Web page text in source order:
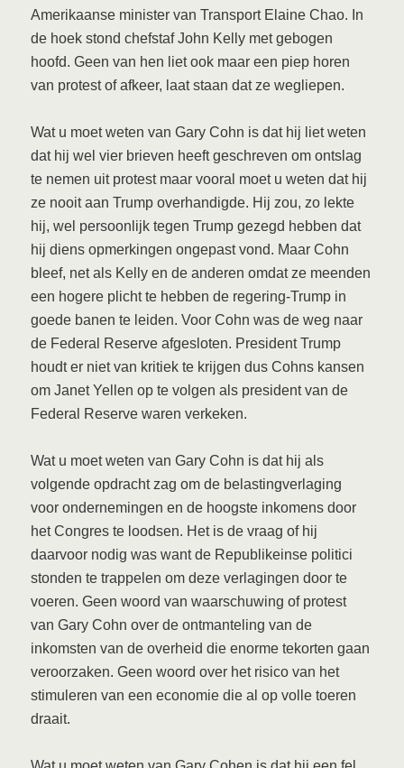
Amerikaanse minister van Transport Elaine Chao. In
de hoek stond chefstaf John Kelly met gebogen
hoofd. Geen van hen liet ook maar een piep horen
van protest of afkeer, laat staan dat ze wegliepen.
Wat u moet weten van Gary Cohn is dat hij liet weten
dat hij wel vier brieven heeft geschreven om ontslag
te nemen uit protest maar vooral moet u weten dat hij
ze nooit aan Trump overhandigde. Hij zou, zo lekte
hij, wel persoonlijk tegen Trump gezegd hebben dat
hij diens opmerkingen ongepast vond. Maar Cohn
bleef, net als Kelly en de anderen omdat ze meenden
een hogere plicht te hebben de regering-Trump in
goede banen te leiden. Voor Cohn was de weg naar
de Federal Reserve afgesloten. President Trump
houdt er niet van kritiek te krijgen dus Cohns kansen
om Janet Yellen op te volgen als president van de
Federal Reserve waren verkeken.
Wat u moet weten van Gary Cohn is dat hij als
volgende opdracht zag om de belastingverlaging
voor ondernemingen en de hoogste inkomens door
het Congres te loodsen. Het is de vraag of hij
daarvoor nodig was want de Republikeinse politici
stonden te trappelen om deze verlagingen door te
voeren. Geen woord van waarschuwing of protest
van Gary Cohn over de ontmanteling van de
inkomsten van de overheid die enorme tekorten gaan
veroorzaken. Geen woord over het risico van het
stimuleren van een economie die al op volle toeren
draait.